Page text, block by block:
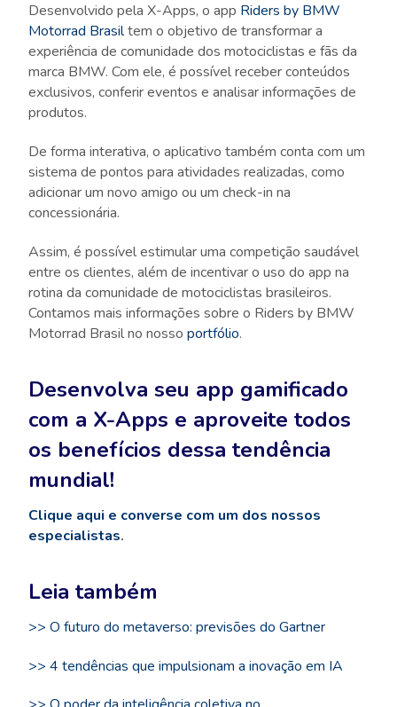
Desenvolvido pela X-Apps, o app Riders by BMW
Motorrad Brasiltem o objetivo de transformar a
experiência de comunidade dos motociclistas e fãs da
marca BMW. Com ele, é possível receber conteúdos
exclusivos, conferir eventos e analisar informações de
produtos.
De forma interativa, o aplicativo também conta com um
sistema de pontos para atividades realizadas, como
adicionar um novo amigo ou um check-in na
concessionária.
Assim, é possível estimular uma competição saudável
entre os clientes, além de incentivar o uso do app na
rotina da comunidade de motociclistas brasileiros.
Contamos mais informações sobre o Riders by BMW
Motorrad Brasil no nosso portfólio.
Desenvolva seu app gamificado
com a X-Apps e aproveite todos
os benefícios dessa tendência
mundial!
Clique aqui e converse com um dos nossos
especialistas.
Leia também
>> O futuro do metaverso: previsões do Gartner
>> 4 tendências que impulsionam a inovação em IA